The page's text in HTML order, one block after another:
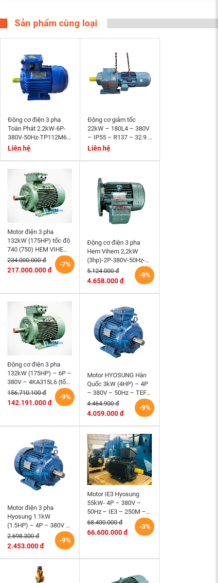
Sản phẩm cùng loại
Động cơ điện 3 pha
Toàn Phát 2.2kW-6P-
380V-50Hz-TP112M6-
B3- tốc độ 940~1000
Liên hệ
Động cơ giảm tốc
22kW – 180L4 – 380V
– IP55 – R137 – 32.9 –
Momen phanh 200Nm
Liên hệ
Motor điện 3 pha
132kW (175HP) tốc độ
740 (750) HEM VIHEM
(Việt Hung) điện cơ Hà
Nội
-7%
234.000.000 đ
217.000.000 đ
Động cơ điện 3 pha
Hem Vihem 2,2kW
(3hp)-2P-380V-50Hz-
3K100S2-B5- tốc độ
2860~3000 r/min (kiểu
-9%
5.124.000 đ
4.658.000 đ
Động cơ điện 3 pha
132kW (175HP) – 6P –
380V – 4KA315L6 (tốc
độ 990 ~1000RPM)
HEM VIHEM (Việt
Hung) điện cơ Hà Nội
-9%
156.710.100 đ
142.191.000 đ
Motor HYOSUNG Hàn
Quốc 3kW (4HP) – 4P
– 380V – 50Hz – TEFC
– 100L – B3 (tốc độ
1500 r/min)
-9%
4.464.900 đ
4.059.000 đ
Motor điện 3 pha
Hyosung 1.1kW
(1.5HP) – 4P – 380V –
50Hz – TEFC – 90S
(tốc độ 1500rpm)
-9%
2.698.300 đ
2.453.000 đ
Motor IE3 Hyosung
55kW- 4P – 380V –
50Hz – IE3 – 250M –
B3 hiệu suất cao
-3%
68.400.000 đ
66.600.000 đ